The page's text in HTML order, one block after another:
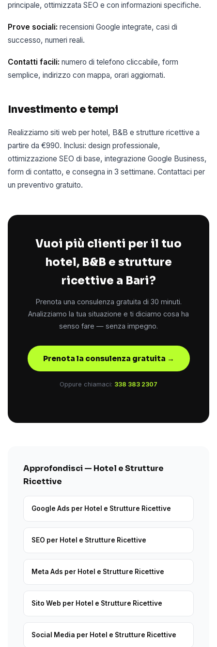
principale, ottimizzata SEO e con informazioni specifiche.
Prove sociali: recensioni Google integrate, casi di
successo, numeri reali.
Contatti facili: numero di telefono cliccabile, form
semplice, indirizzo con mappa, orari aggiornati.
Investimento e tempi
Realizziamo siti web per hotel, B&B e strutture ricettive a
partire da €990. Inclusi: design professionale,
ottimizzazione SEO di base, integrazione Google Business,
form di contatto, e consegna in 3 settimane. Contattaci per
un preventivo gratuito.
Vuoi più clienti per il tuo
hotel, B&B e strutture
ricettive a Bari?
Prenota una consulenza gratuita di 30 minuti.
Analizziamo la tua situazione e ti diciamo cosa ha
senso fare — senza impegno.
Prenota la consulenza gratuita →
Oppure chiamaci: 338 383 2307
Approfondisci — Hotel e Strutture
Ricettive
Google Ads per Hotel e Strutture Ricettive
SEO per Hotel e Strutture Ricettive
Meta Ads per Hotel e Strutture Ricettive
Sito Web per Hotel e Strutture Ricettive
Social Media per Hotel e Strutture Ricettive